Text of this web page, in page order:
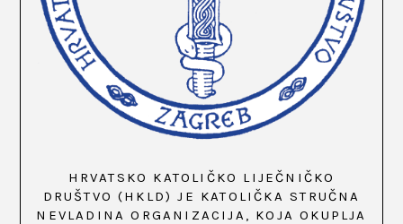
HRVATSKO KATOLIČKO LIJEČNIČKO
DRUŠTVO (HKLD) JE KATOLIČKA STRUČNA
NEVLADINA ORGANIZACIJA, KOJA OKUPLJA